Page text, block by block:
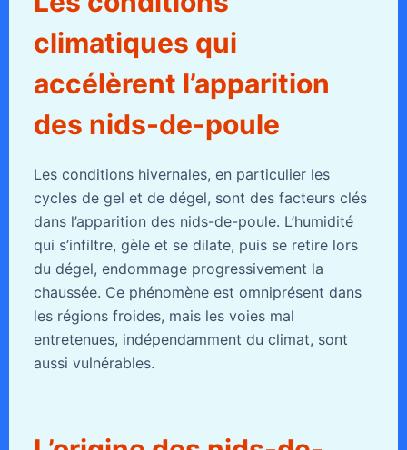
climatiques qui
accélèrent l’apparition
des nids-de-poule
Les conditions hivernales, en particulier les
cycles de gel et de dégel, sont des facteurs clés
dans l’apparition des nids-de-poule. L’humidité
qui s’infiltre, gèle et se dilate, puis se retire lors
du dégel, endommage progressivement la
chaussée. Ce phénomène est omniprésent dans
les régions froides, mais les voies mal
entretenues, indépendamment du climat, sont
aussi vulnérables.